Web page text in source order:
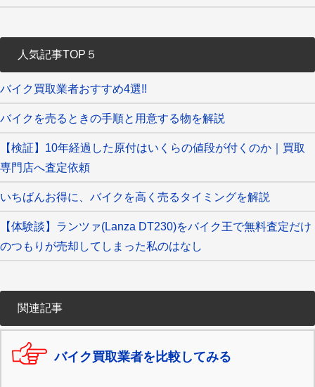
人気記事TOP５
バイク買取業者おすすめ4選!!
バイクを売るときの手順と用意する物を解説
【検証】10年経過した原付はいくらの値段が付くのか｜買取
専門店へ査定依頼
いちばんお得に、バイクを高く売るタイミングを解説
【体験談】ランツァ(Lanza DT230)をバイク王で無料査定だけ
のつもりが売却してしまった私のはなし
関連記事
バイク買取業者を比較してみる